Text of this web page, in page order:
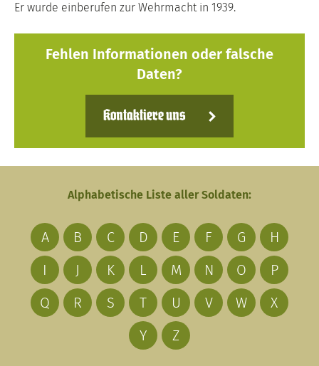
Er wurde einberufen zur Wehrmacht in 1939.
Fehlen Informationen oder falsche
Daten?
Kontaktiere uns
Alphabetische Liste aller Soldaten:
A B C D E F G
H
I
J K L M N O
P
Q
R S T U V W
X
Y
Z